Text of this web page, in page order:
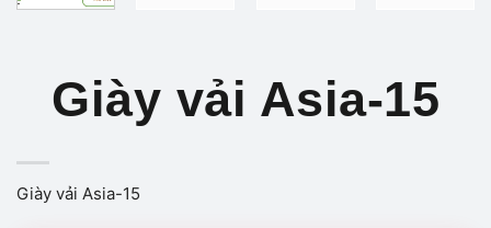
Giày vải Asia-15
Giày vải Asia-15